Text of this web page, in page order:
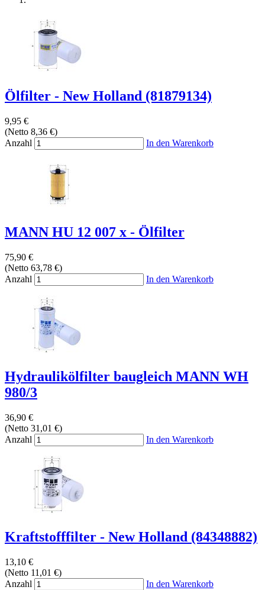
Ölfilter - New Holland (81879134)
9,95 €
(Netto 8,36 €)
Anzahl
In den Warenkorb
MANN HU 12 007 x - Ölfilter
75,90 €
(Netto 63,78 €)
Anzahl
In den Warenkorb
Hydraulikölfilter baugleich MANN WH
980/3
36,90 €
(Netto 31,01 €)
Anzahl
In den Warenkorb
Kraftstofffilter - New Holland (84348882)
13,10 €
(Netto 11,01 €)
Anzahl
In den Warenkorb